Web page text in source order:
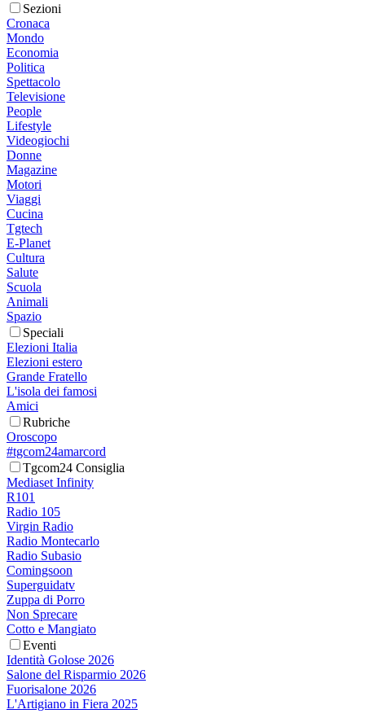
Sezioni
Cronaca
Mondo
Economia
Politica
Spettacolo
Televisione
People
Lifestyle
Videogiochi
Donne
Magazine
Motori
Viaggi
Cucina
Tgtech
E-Planet
Cultura
Salute
Scuola
Animali
Spazio
Speciali
Elezioni Italia
Elezioni estero
Grande Fratello
L'isola dei famosi
Amici
Rubriche
Oroscopo
#tgcom24amarcord
Tgcom24 Consiglia
Mediaset Infinity
R101
Radio 105
Virgin Radio
Radio Montecarlo
Radio Subasio
Comingsoon
Superguidatv
Zuppa di Porro
Non Sprecare
Cotto e Mangiato
Eventi
Identità Golose 2026
Salone del Risparmio 2026
Fuorisalone 2026
L'Artigiano in Fiera 2025